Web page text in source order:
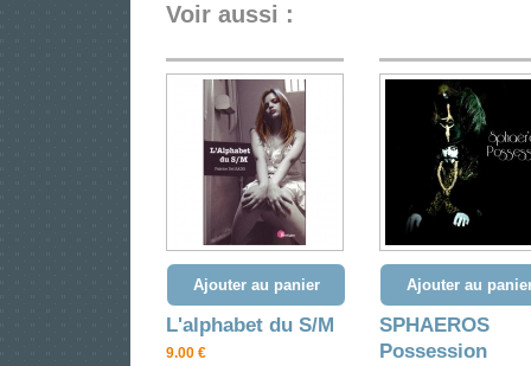
Voir aussi :
Ajouter au panier
L'alphabet du S/M
9.00 €
Ajouter au
SPHAEROS
Possession